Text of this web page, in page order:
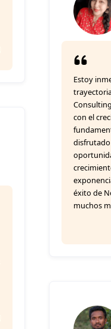
Estoy
con el
disfrutado
éxito de
muchos